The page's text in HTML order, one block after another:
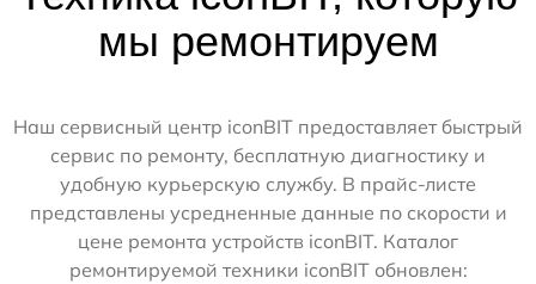
мы ремонтируем
Наш сервисный центр iconBIT предоставляет быстрый
сервис по ремонту, бесплатную диагностику и
удобную курьерскую службу. В прайс-листе
представлены усредненные данные по скорости и
цене ремонта устройств iconBIT. Каталог
ремонтируемой техники iconBIT обновлен: